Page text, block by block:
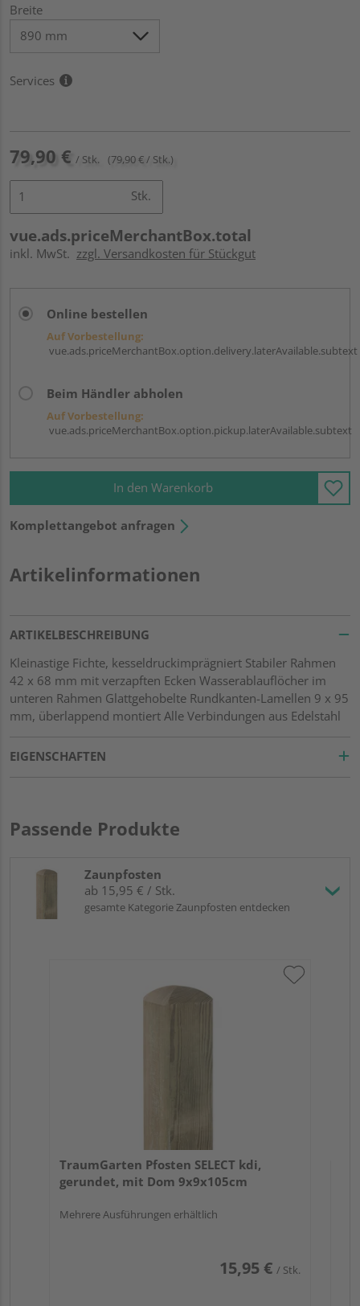
Breite
Services
79,90 € / Stk. (79,90 € / Stk.)
Stk.
vue.ads.priceMerchantBox.total
inkl. MwSt. zzgl. Versandkosten für Stückgut
Online bestellen
Auf Vorbestellung:
vue.ads.priceMerchantBox.option.delivery.laterAvailable.subtext
Beim Händler abholen
Auf Vorbestellung:
vue.ads.priceMerchantBox.option.pickup.laterAvailable.subtext
In den Warenkorb
Komplettangebot anfragen
Artikelinformationen
ARTIKELBESCHREIBUNG
Kleinastige Fichte, kesseldruckimprägniert Stabiler Rahmen
42 x 68 mm mit verzapften Ecken Wasserablauflöcher im
unteren Rahmen Glattgehobelte Rundkanten-Lamellen 9 x 95
mm, überlappend montiert Alle Verbindungen aus Edelstahl
EIGENSCHAFTEN
Passende Produkte
Zaunpfosten
ab 15,95 € / Stk.
gesamte Kategorie Zaunpfosten entdecken
TraumGarten Pfosten SELECT kdi,
gerundet, mit Dom 9x9x105cm
Mehrere Ausführungen erhältlich
15,95 € / Stk.